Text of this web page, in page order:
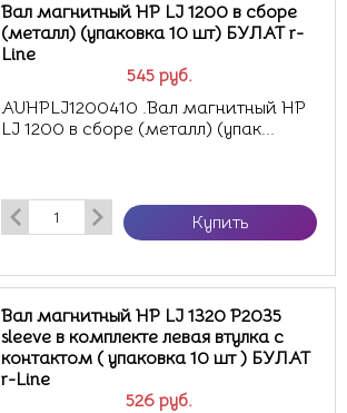
545 руб.
Вал магнитный HP LJ 1200 в сборе
(металл) (упаковка 10 шт) БУЛАТ r-
Line
AUHPLJ1200410 .Вал магнитный HP
LJ 1200 в сборе (металл) (упак...
Купить
526 руб.
Вал магнитный HP LJ 1320 P2035
sleeve в комплекте левая втулка с
контактом ( упаковка 10 шт ) БУЛАТ
r-Line